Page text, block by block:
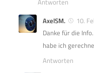
AxelSM.
10.
Danke für die
habe ich
Antworten